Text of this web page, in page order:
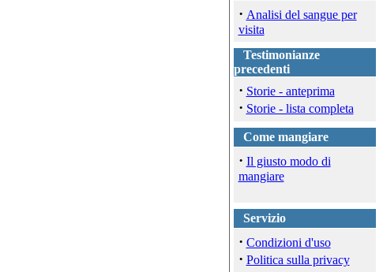
· Analisi del sangue per
visita
Testimonianze
precedenti
· Storie - anteprima
· Storie - lista completa
Come mangiare
· Il giusto modo di
mangiare
Servizio
· Condizioni d'uso
· Politica sulla privacy